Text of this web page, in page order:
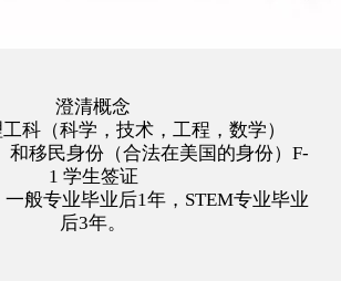
澄清概念
科（科学，技术，工程，数学）
和移民身份（合法在美国的身份）F-
1 学生签证
一般专业毕业后1年，STEM专业毕业
后3年。